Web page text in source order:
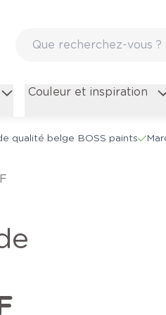
Couleur et inspiration
qualité belge BOSS paints